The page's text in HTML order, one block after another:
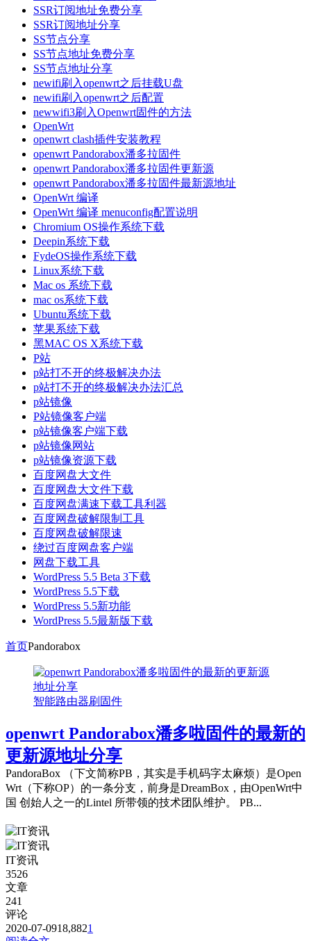
SSR订阅地址免费分享
SSR订阅地址分享
SS节点分享
SS节点地址免费分享
SS节点地址分享
newifi刷入openwrt之后挂载U盘
newifi刷入openwrt之后配置
newwifi3刷入Openwrt固件的方法
OpenWrt
openwrt clash插件安装教程
openwrt Pandorabox潘多拉固件
openwrt Pandorabox潘多拉固件更新源
openwrt Pandorabox潘多拉固件最新源地址
OpenWrt 编译
OpenWrt 编译 menuconfig配置说明
Chromium OS操作系统下载
Deepin系统下载
FydeOS操作系统下载
Linux系统下载
Mac os 系统下载
mac os系统下载
Ubuntu系统下载
苹果系统下载
黑MAC OS X系统下载
P站
p站打不开的终极解决办法
p站打不开的终极解决办法汇总
p站镜像
P站镜像客户端
p站镜像客户端下载
p站镜像网站
p站镜像资源下载
百度网盘大文件
百度网盘大文件下载
百度网盘满速下载工具利器
百度网盘破解限制工具
百度网盘破解限速
绕过百度网盘客户端
网盘下载工具
WordPress 5.5 Beta 3下载
WordPress 5.5下载
WordPress 5.5新功能
WordPress 5.5最新版下载
首页Pandorabox
智能路由器刷固件
openwrt Pandorabox潘多啦固件的最新的
更新源地址分享
PandoraBox （下文简称PB，其实是手机码字太麻烦）是Open
Wrt（下称OP）的一条分支，前身是DreamBox，由OpenWrt中
国 创始人之一的Lintel 所带领的技术团队维护。 PB...
IT资讯
3526
文章
241
评论
2020-07-0918,8821